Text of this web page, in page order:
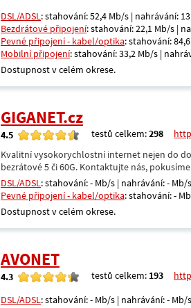
DSL/ADSL: stahování: 52,4 Mb/s | nahrávání:
Bezdrátové připojení: stahování: 22,1 Mb/s |
Pevné připojení - kabel/optika: stahování:
Mobilní připojení: stahování: 33,2 Mb/s |
Dostupnost v celém okrese.
GIGANET.cz
4.5 testů celkem:298
Kvalitní vysokorychlostní internet nejen do
bezrátové 5 či 60G. Kontaktujte nás,
DSL/ADSL: stahování: - Mb/s | nahrávání: - Mb/
Pevné připojení - kabel/optika: stahování: -
Dostupnost v celém okrese.
AVONET
4.3 testů celkem: 193
DSL/ADSL: stahování: - Mb/s | nahrávání: - Mb/